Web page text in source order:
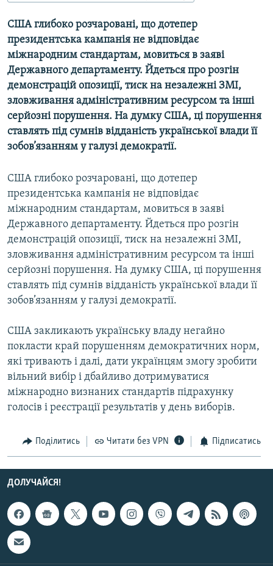
МУЛЬТИМЕДІА
ФОТО
СПЕЦПРОЄКТИ
ПОДКАСТИ
КРИМ РЕАЛІЇ
РУС
КТАТ
ДОЛУЧАЙСЯ!
Усі сайти RFE/RL
США глибоко розчаровані, що дотепер
президентська кампанія не відповідає
міжнародним стандартам, мовиться в заяві
Державного департаменту. Йдеться про розгін
демонстрацій опозиції, тиск на незалежні ЗМІ,
зловживання адміністративним ресурсом та інші
серйозні порушення. На думку США, ці порушення
ставлять під сумнів відданість української влади її
зобов’язанням у галузі демократії.
США глибоко розчаровані, що дотепер
президентська кампанія не відповідає
міжнародним стандартам, мовиться в заяві
Державного департаменту. Йдеться про розгін
демонстрацій опозиції, тиск на незалежні ЗМІ,
зловживання адміністративним ресурсом та інші
серйозні порушення. На думку США, ці порушення
ставлять під сумнів відданість української влади її
зобов’язанням у галузі демократії.
США закликають українську владу негайно
покласти край порушенням демократичних норм,
які тривають і далі, дати українцям змогу зробити
вільний вибір і дбайливо дотримуватися
міжнародно визнаних стандартів підрахунку
голосів і реєстрації результатів у день виборів.
Поділитись Читати без VPN Підписатись
ДОЛУЧАЙСЯ!